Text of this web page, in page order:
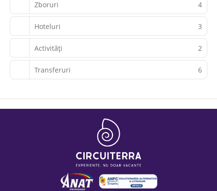
Zboruri 4
Hoteluri 3
Activităţi 2
Transferuri 6